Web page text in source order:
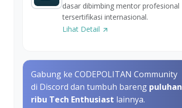
dasar dibimbing mentor profesional
tersertifikasi internasional.
Lihat Detail
Gabung ke CODEPOLITAN Community
di Discord dan tumbuh bareng puluhan
ribu Tech Enthusiast lainnya.